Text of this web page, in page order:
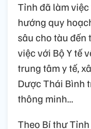
Tỉnh đã làm
hướng quy
sâu cho tàu đến
việc với Bộ Y tế
trung tâm y tế,
Dược Thái Bình
thông minh...
Theo Bí thư